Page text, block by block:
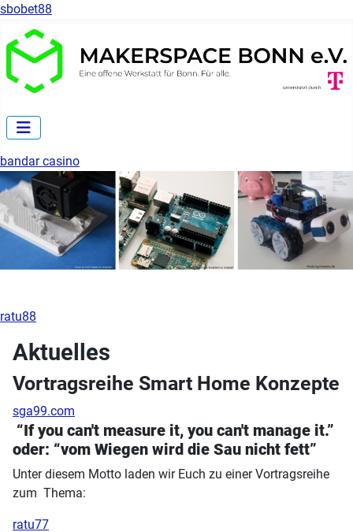
sbobet88
bandar casino
ratu88
Aktuelles
Vortragsreihe Smart Home Konzepte
sga99.com
“If you can't measure it, you can't manage it.”
oder: “vom Wiegen wird die Sau nicht fett”
Unter diesem Motto laden wir Euch zu einer Vortragsreihe
zum Thema:
ratu77